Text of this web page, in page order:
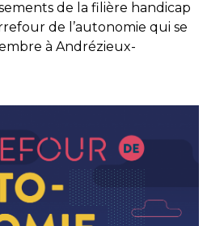
de la filière handicap
de l’autonomie qui se
à Andrézieux-